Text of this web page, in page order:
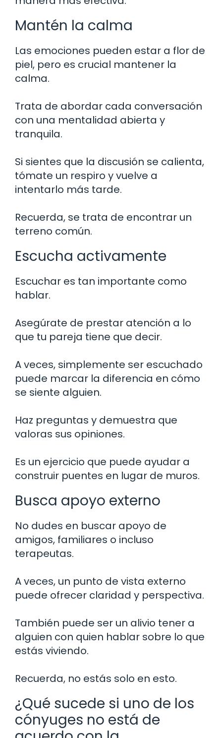
Mantén la calma
Las emociones pueden estar a flor de
piel, pero es crucial mantener la
calma.
Trata de abordar cada conversación
con una mentalidad abierta y
tranquila.
Si sientes que la discusión se calienta,
tómate un respiro y vuelve a
intentarlo más tarde.
Recuerda, se trata de encontrar un
terreno común.
Escucha activamente
Escuchar es tan importante como
hablar.
Asegúrate de prestar atención a lo
que tu pareja tiene que decir.
A veces, simplemente ser escuchado
puede marcar la diferencia en cómo
se siente alguien.
Haz preguntas y demuestra que
valoras sus opiniones.
Es un ejercicio que puede ayudar a
construir puentes en lugar de muros.
Busca apoyo externo
No dudes en buscar apoyo de
amigos, familiares o incluso
terapeutas.
A veces, un punto de vista externo
puede ofrecer claridad y perspectiva.
También puede ser un alivio tener a
alguien con quien hablar sobre lo que
estás viviendo.
Recuerda, no estás solo en esto.
¿Qué sucede si uno de los
cónyuges no está de